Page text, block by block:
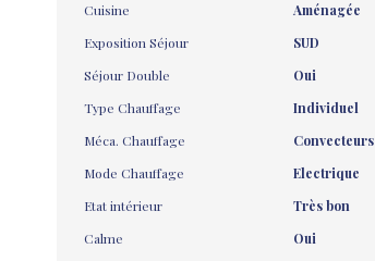
Cuisine
Aménagée
Exposition Séjour
SUD
Séjour Double
Oui
Type Chauffage
Individuel
Méca. Chauffage
Convecteurs
Mode Chauffage
Electrique
Etat intérieur
Très bon
Calme
Oui